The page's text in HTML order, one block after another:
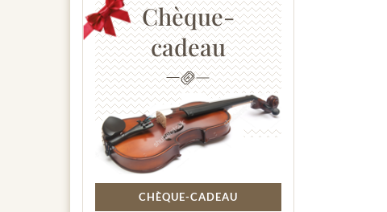
Chèque-
cadeau
CHÈQUE-CADEAU